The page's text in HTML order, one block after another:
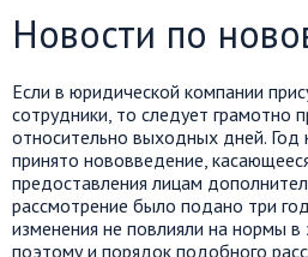
Новости по
Если в юридической компании
сотрудники, то следует грамотно
относительно выходных дней.
принято нововведение,
предоставления лицам
рассмотрение было подано три
изменения не повлияли на нормы в
поэтому и порядок подобного